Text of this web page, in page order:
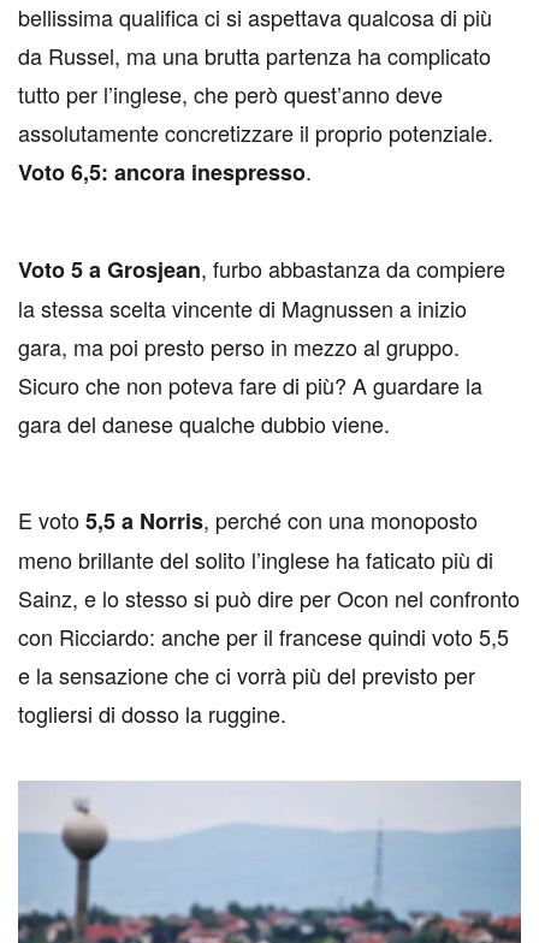
bellissima qualifica ci si aspettava qualcosa di più
da Russel, ma una brutta partenza ha complicato
tutto per l’inglese, che però quest’anno deve
assolutamente concretizzare il proprio potenziale.
Voto 6,5: ancora inespresso.
Voto 5 a Grosjean, furbo abbastanza da compiere
la stessa scelta vincente di Magnussen a inizio
gara, ma poi presto perso in mezzo al gruppo.
Sicuro che non poteva fare di più? A guardare la
gara del danese qualche dubbio viene.
E voto5,5 a Norris, perché con una monoposto
meno brillante del solito l’inglese ha faticato più di
Sainz, e lo stesso si può dire per Ocon nel confronto
con Ricciardo: anche per il francese quindi voto 5,5
e la sensazione che ci vorrà più del previsto per
togliersi di dosso la ruggine.